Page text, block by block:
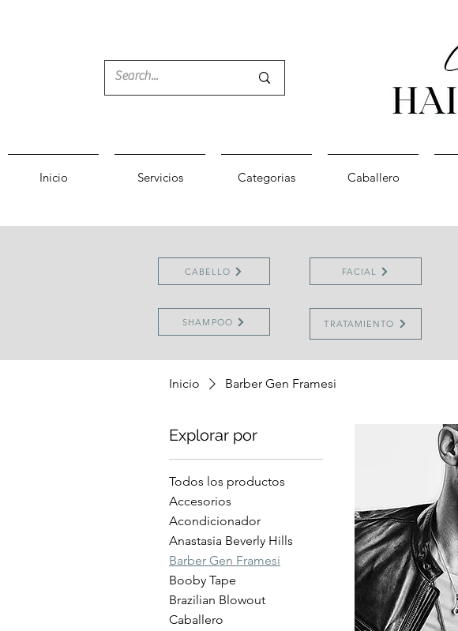
Inicio Servicios Categorias Caballero
CABELLO
SHAMPOO
FACIAL
TRATAMIENTO
Inicio Barber Gen Framesi
Explorar por
Todos los productos
Accesorios
Acondicionador
Anastasia Beverly Hills
Barber Gen Framesi
Booby Tape
Brazilian Blowout
Caballero